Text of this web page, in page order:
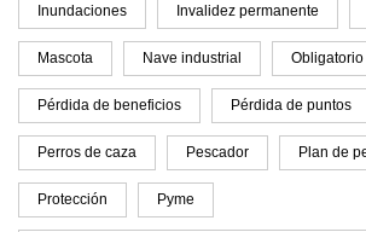
Inundaciones Invalidez permanente
Mascota Nave industrial Obligatorio
Pérdida de beneficios Pérdida de puntos
Perros de caza Pescador Plan de
Protección Pyme